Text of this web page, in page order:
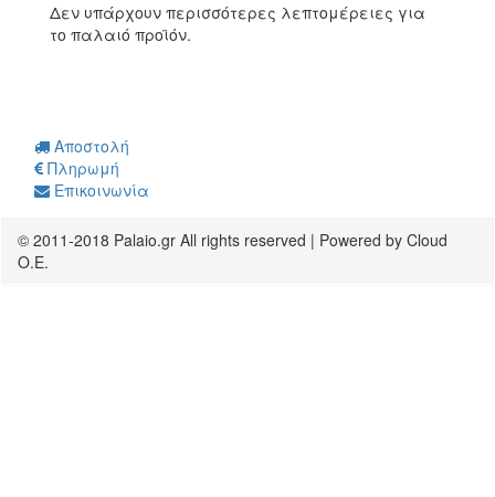
Δεν υπάρχουν περισσότερες λεπτομέρειες για
το παλαιό προϊόν.
Αποστολή
Πληρωμή
Επικοινωνία
© 2011-2018 Palaio.gr All rights reserved | Powered by Cloud
O.E.